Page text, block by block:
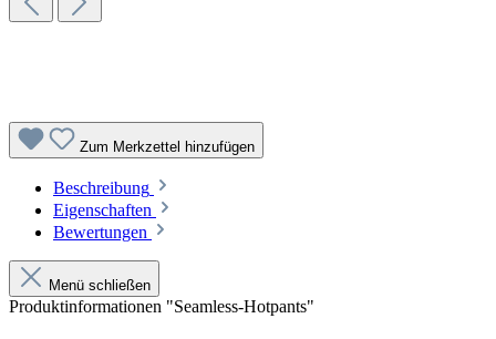
Zum Merkzettel hinzufügen
Beschreibung
Eigenschaften
Bewertungen
Menü schließen
Produktinformationen "Seamless-Hotpants"